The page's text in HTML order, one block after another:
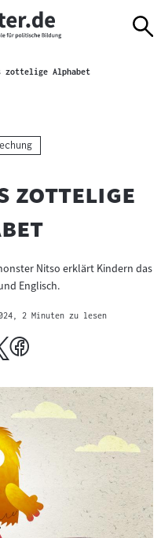
zottelige AlphabetAktuelle Seite
zottelige
"
Nitso erklärt Kindern das
Englisch.
, 2 Minuten zu lesen